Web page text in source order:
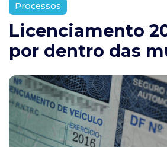
Processos
Licenciamento
por dentro das